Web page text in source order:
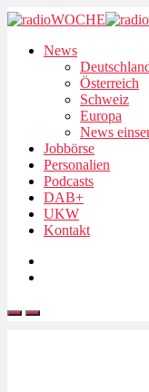
News
Österreich
Schweiz
Europa
News
Jobbörse
Personalien
Podcasts
DAB+
UKW
Kontakt